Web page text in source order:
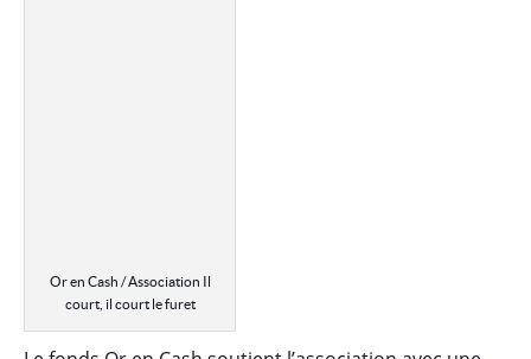
Or en Cash / Association Il
court, il court le furet